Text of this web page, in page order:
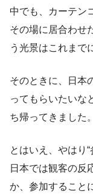
中でも、カーテン
その場に居合わせ
う光景はこれまで
そのときに、日本
ってもらいたいな
ち帰ってきました。
とはいえ、やはり
日本では観客の反
か、参加すること